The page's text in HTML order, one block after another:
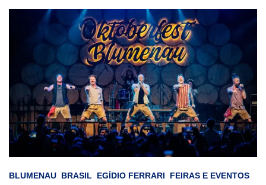
BLUMENAU BRASIL EGÍDIO FERRARI
FEIRAS E EVENTOS